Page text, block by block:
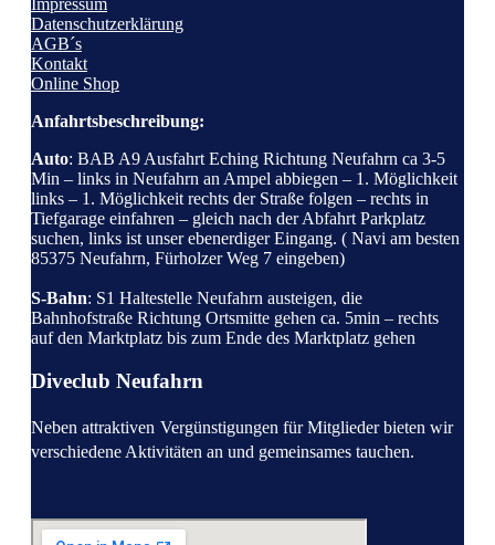
Impressum
Datenschutzerklärung
AGB´s
Kontakt
Online Shop
Anfahrtsbeschreibung:
Auto: BAB A9 Ausfahrt Eching Richtung Neufahrn ca 3-5
Min – links in Neufahrn an Ampel abbiegen – 1. Möglichkeit
links – 1. Möglichkeit rechts der Straße folgen – rechts in
Tiefgarage einfahren – gleich nach der Abfahrt Parkplatz
suchen, links ist unser ebenerdiger Eingang. ( Navi am besten
85375 Neufahrn, Fürholzer Weg 7 eingeben)
S-Bahn: S1 Haltestelle Neufahrn austeigen, die
Bahnhofstraße Richtung Ortsmitte gehen ca. 5min – rechts
auf den Marktplatz bis zum Ende des Marktplatz gehen
Diveclub Neufahrn
Neben attraktiven Vergünstigungen für Mitglieder bieten wir
verschiedene Aktivitäten an und gemeinsames tauchen.